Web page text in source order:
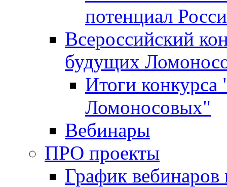
потенциал
Всероссийский
будущих
Итоги
Ломоносовых"
Вебинары
ПРО проекты
График